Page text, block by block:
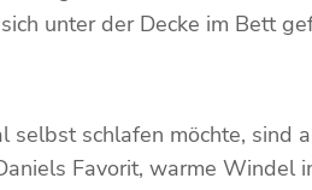
unter der Decke im Bett
schlafen möchte, sind
Favorit, warme Windel